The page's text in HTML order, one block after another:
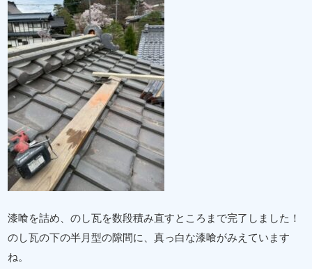
漆喰を詰め、のし瓦を数段積み直すところまで完了しました！
のし瓦の下の半月型の隙間に、真っ白な漆喰がみえています
ね。